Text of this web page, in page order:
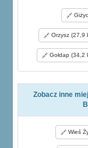
Orzysz (27,9
Gołdap (34,2
Zobacz inne
Wieś